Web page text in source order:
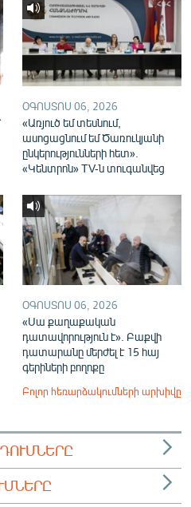
ՕԳՈՍՏՈՍ 06, 2026
«Առյուծ եմ տեսնում,
ասոցացնում եմ Ծառուկյանի
ընկերությունների հետ».
«Կենտրոն» TV-ն տուգանվեց
ՕԳՈՍՏՈՍ 06, 2026
«Սա քաղաքական
դատավորություն է». Բաքվի
դատարանը մերժել է 15 հայ
գերիների բողոքը
Բոլոր հեռարձակումների արխիվը